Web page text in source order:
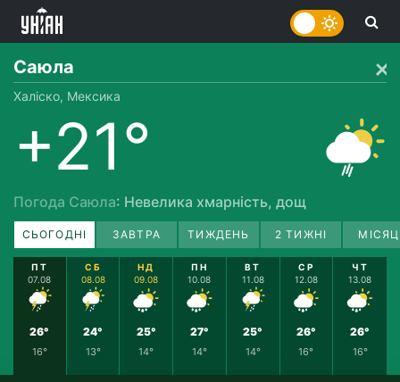
Саюла
Халіско, Мексика
+21°
Погода Саюла: Невелика хмарність, дощ
СЬОГОДНІ ЗАВТРА ТИЖДЕНЬ 2 ТИЖНІ
ПТ
07.08
26°
16°
СБ
08.08
24°
13°
НД
09.08
25°
14°
ПН
10.08
27°
14°
ВТ
11.08
25°
14°
СР
12.08
26°
16°
ЧТ
13.08
26°
16°